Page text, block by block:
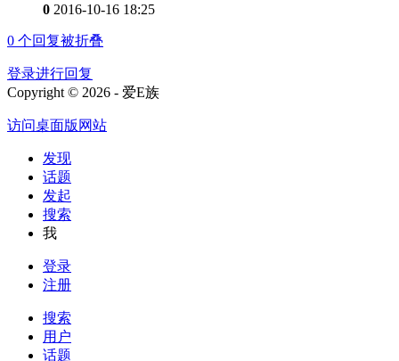
0 2016-10-16 18:25
0 个回复被折叠
登录进行回复
Copyright © 2026 - 爱E族
访问桌面版网站
发现
话题
发起
搜索
我
登录
注册
搜索
用户
话题